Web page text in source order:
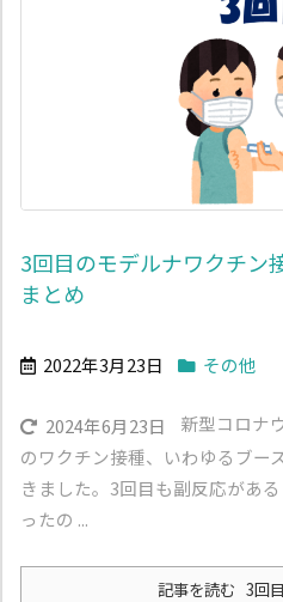
3回目のモデルナワクチン
まとめ
2022年3月23日 その他
2024年6月23日
新型コロナ
のワクチン接種、いわゆるブー
きました。3回目も副反応があ
ったの ...
記事を読む 3回